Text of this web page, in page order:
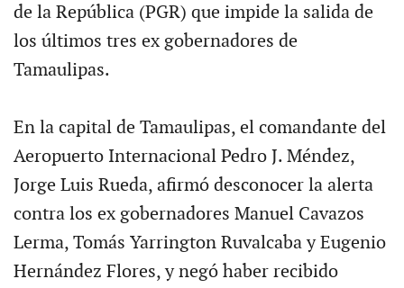
de la República (PGR) que impide la salida de
los últimos tres ex gobernadores de
Tamaulipas.
En la capital de Tamaulipas, el comandante del
Aeropuerto Internacional Pedro J. Méndez,
Jorge Luis Rueda, afirmó desconocer la alerta
contra los ex gobernadores Manuel Cavazos
Lerma, Tomás Yarrington Ruvalcaba y Eugenio
Hernández Flores, y negó haber recibido